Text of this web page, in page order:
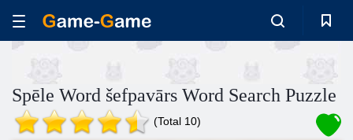
Spēle Word šefpavārs Word Search Puzzle
(Total 10)